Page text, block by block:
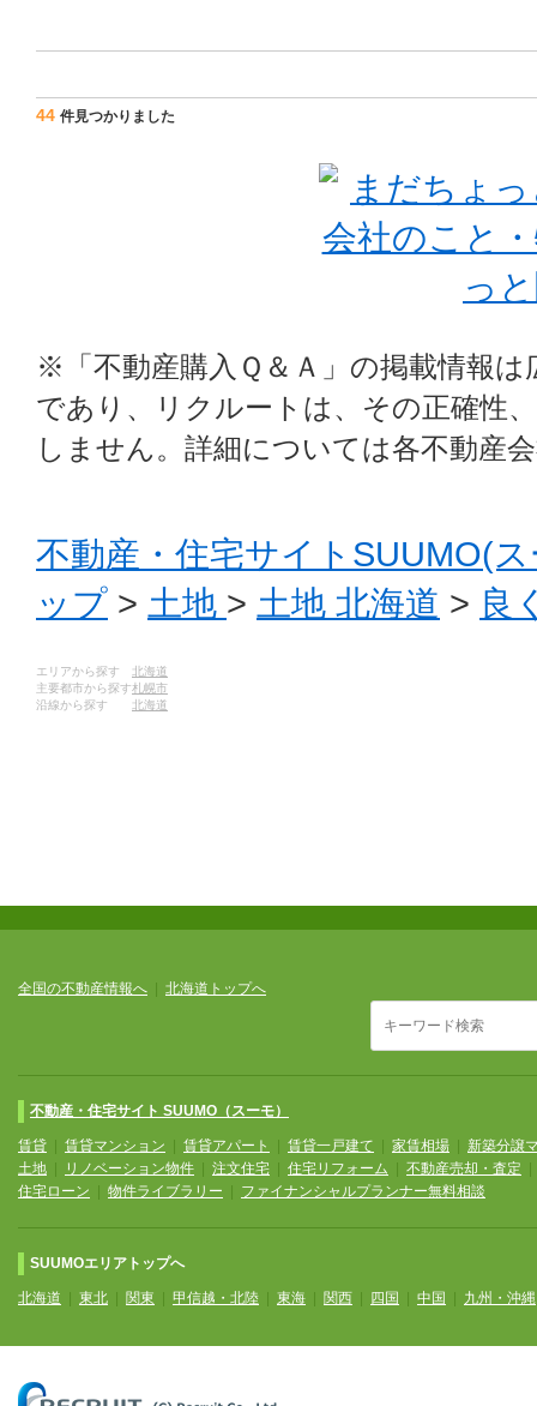
44 件見つかりました
※「不動産購入Ｑ＆Ａ」の掲載情報
であり、リクルートは、その正確性
しません。詳細については各不動産
不動産・住宅サイトSUUMO(
ップ > 土地 > 土地 北海道 > 良
エリアから探す
北海道
主要都市から探す札幌市
沿線から探す
北海道
全国の不動産情報へ 北海道トップへ
不動産・住宅サイト SUUMO（スーモ）
賃貸 賃貸マンション 賃貸アパート 賃貸一戸建て 家賃相場
新築分譲
土地
リノベーション物件 注文住宅 住宅リフォーム 不動産売却・査定
住宅ローン
物件ライブラリー ファイナンシャルプランナー無料相談
SUUMOエリアトップへ
北海道 東北 関東 甲信越・北陸 東海 関西 四国 中国 九州・沖縄